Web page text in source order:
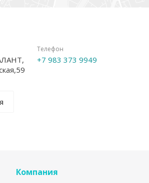
Телефон
+7 983 373 9949
Компания